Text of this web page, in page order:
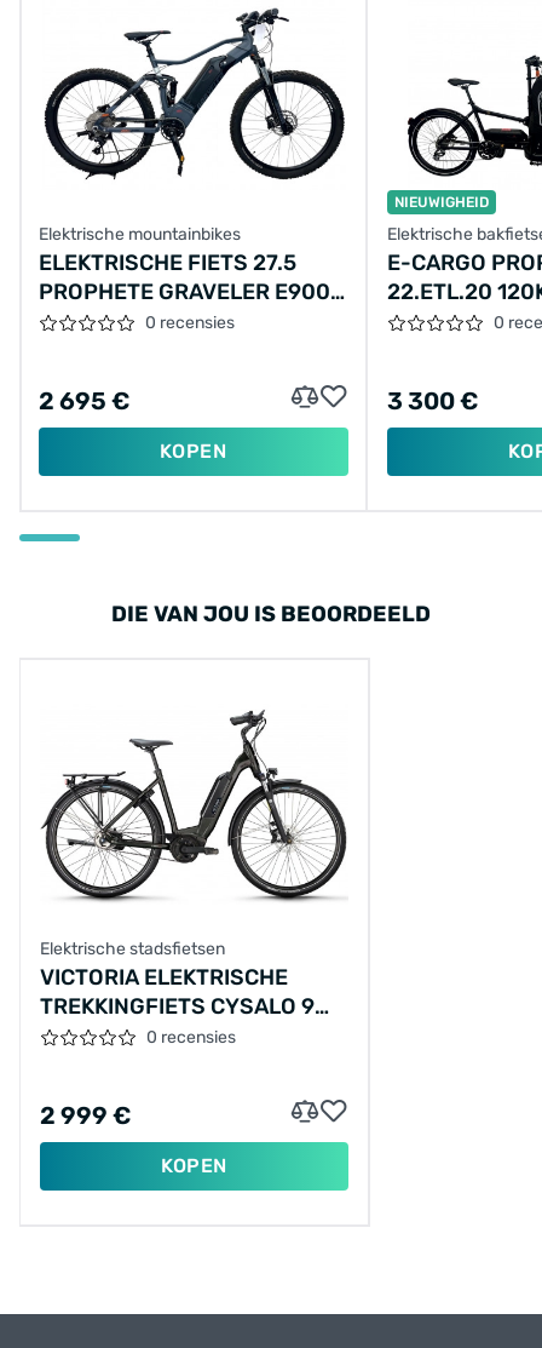
Elektrische mountainbikes
ELEKTRISCHE FIETS 27.5
PROPHETE GRAVELER E9000
DISC, SPORTDRIVE, 672WH
0 recensies
2 695 €
KOPEN
NIEUWIGHEID
Elektrische
E-CARGO
22.ETL.20
17.5AH 630WH
0
3 300 €
DIE VAN JOU IS BEOORDEELD
Elektrische stadsfietsen
VICTORIA ELEKTRISCHE
TREKKINGFIETS CYSALO 9
№2 28"/44CM-
0 recensies
2 999 €
KOPEN